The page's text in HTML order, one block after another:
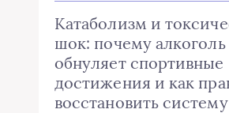
Катаболизм и
шок: почему алкоголь
обнуляет спортивные
достижения и как
восстановить систему